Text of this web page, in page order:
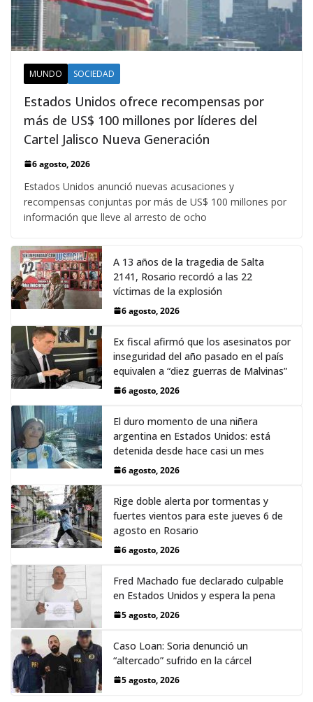
MUNDO SOCIEDAD
Estados Unidos ofrece recompensas por
más de US$ 100 millones por líderes del
Cartel Jalisco Nueva Generación
6 agosto, 2026
Estados Unidos anunció nuevas acusaciones y
recompensas conjuntas por más de US$ 100 millones por
información que lleve al arresto de ocho
A 13 años de la tragedia de Salta
2141, Rosario recordó a las 22
víctimas de la explosión
6 agosto, 2026
Ex fiscal afirmó que los asesinatos por
inseguridad del año pasado en el país
equivalen a “diez guerras de Malvinas”
6 agosto, 2026
El duro momento de una niñera
argentina en Estados Unidos: está
detenida desde hace casi un mes
6 agosto, 2026
Rige doble alerta por tormentas y
fuertes vientos para este jueves 6 de
agosto en Rosario
6 agosto, 2026
Fred Machado fue declarado culpable
en Estados Unidos y espera la pena
5 agosto, 2026
Caso Loan: Soria denunció un
“altercado” sufrido en la cárcel
5 agosto, 2026